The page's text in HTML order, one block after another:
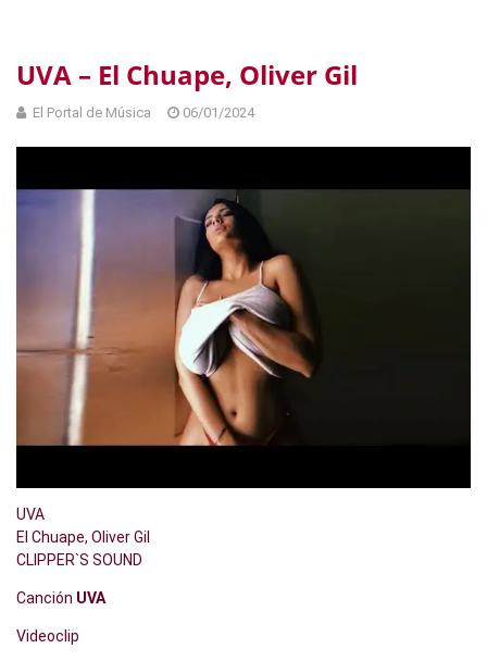
UVA – El Chuape, Oliver Gil
El Portal de Música 06/01/2024
UVA
El Chuape, Oliver Gil
CLIPPER`S SOUND
Canción UVA
Videoclip